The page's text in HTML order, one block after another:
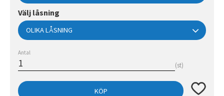
Välj låsning
Antal
st
KÖP Lägg till